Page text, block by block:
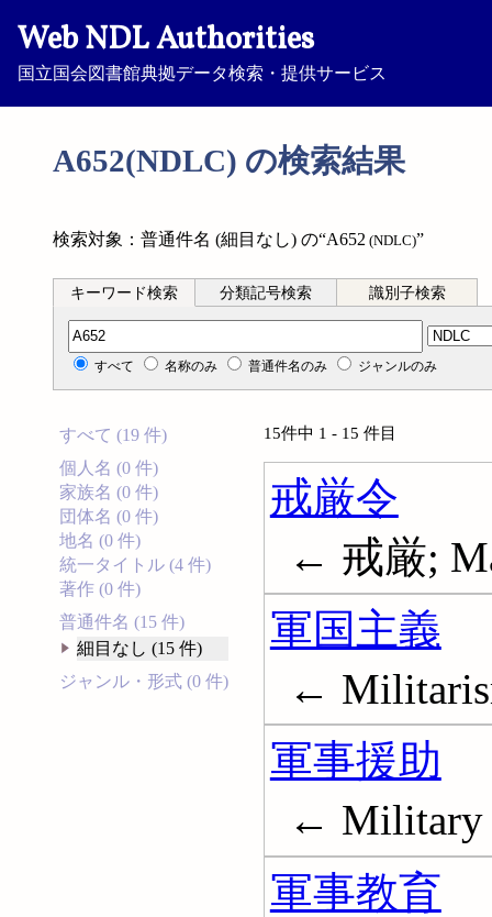
Web NDL Authorities
国立国会図書館典拠データ検索・提供サービス
A652(NDLC) の検索結果
検索対象：普通件名 (細目なし) の“A652 (NDLC)”
キーワード検索 分類記号検索 識別子検索
分類記号検索
すべて 名称のみ 普通件名のみ ジャンルのみ
すべて (19 件)
個人名 (0 件)
家族名 (0 件)
団体名 (0 件)
地名 (0 件)
統一タイトル (4 件)
著作 (0 件)
普通件名 (15 件)
細目なし (15 件)
ジャンル・形式 (0 件)
15件中 1 - 15 件目
戒厳令
← 戒厳;
軍国主義
←
軍事援助
← Military
軍事教育